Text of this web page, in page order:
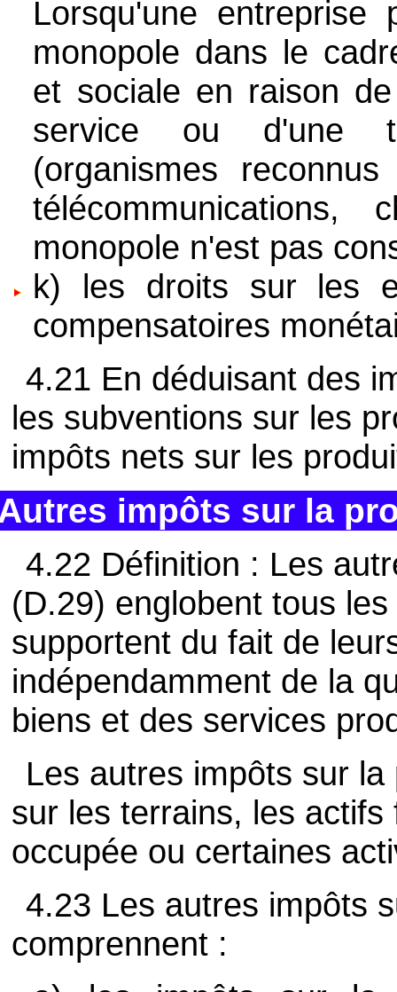
Lorsqu'une
monopole dans le
et sociale en raison
service ou d'une
(organismes
monopole n'est pas
k) les droits sur les
compensatoires
4.21 En déduisant des
les subventions sur les
impôts nets sur les
impôts sur la
4.22 Définition : Les
(D.29) englobent tous
supportent du fait de
indépendamment de la
biens et des services
Les autres impôts sur
sur les terrains, les
occupée ou certaines
4.23 Les autres impôts
comprennent :